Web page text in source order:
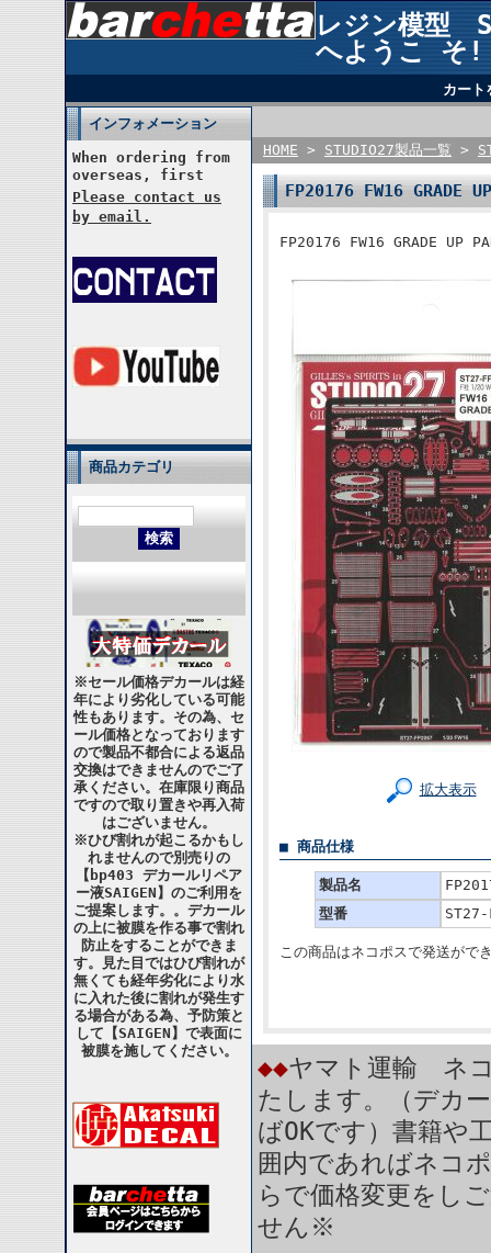
レジン模型
へようこ そ!
カート
インフォメーション
When ordering from
overseas, first
Please contact us
by email.
商品カテゴリ
※セール価格デカールは経
年により劣化している可能
性もあります。その為、セ
ール価格となっております
ので製品不都合による返品
交換はできませんのでご了
承ください。在庫限り商品
ですので取り置きや再入荷
はございません。
※ひび割れが起こるかもし
れませんので別売りの
【bp403 デカールリペア
ー液SAIGEN】のご利用を
ご提案します。。デカール
の上に被膜を作る事で割れ
防止をすることができま
す。見た目ではひび割れが
無くても経年劣化により水
に入れた後に割れが発生す
る場合がある為、予防策と
して【SAIGEN】で表面に
被膜を施してください。
HOME > STUDIO27製品一覧 >
FP20176 FW16 GRADE
FP20176 FW16 GRADE UP
拡大表示
■ 商品仕様
製品名
型番
この商品はネコポスで発送がで
◆◆ヤマト運輸 ネ
たします。（デカ
ばOKです）書籍や
囲内であればネコ
らで価格変更をし
せん※